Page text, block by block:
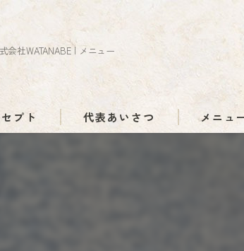
会社WATANABE | メニュー
プト 代表あいさつ メニュ